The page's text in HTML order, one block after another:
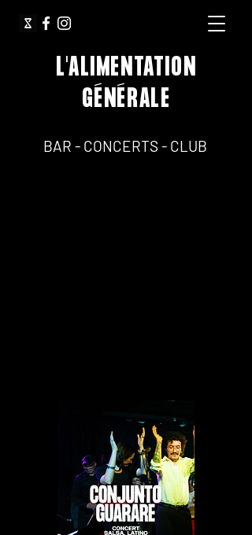
L'ALIMENTATION
GÉNÉRALE
BAR - CONCERTS - CLUB